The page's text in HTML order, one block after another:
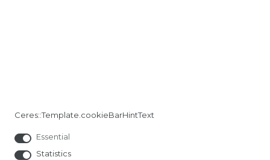
Ceres::Template.cookieBarHintText
Essential
Statistics